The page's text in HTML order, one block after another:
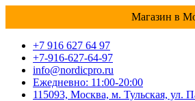
Магазин в
+7 916 627 64 97
+7-916-627-64-97
info@nordicpro.ru
Ежедневно: 11:00-20:00
115093, Москва, м. Тульская, ул.